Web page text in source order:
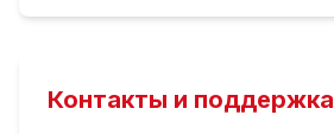
Контакты и поддержка